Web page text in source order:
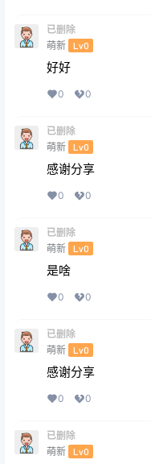
已删除
萌新 Lv0
好好
0 0
已删除
萌新 Lv0
感谢分享
0 0
已删除
萌新 Lv0
是啥
0 0
已删除
萌新 Lv0
感谢分享
0 0
已删除
萌新 Lv0